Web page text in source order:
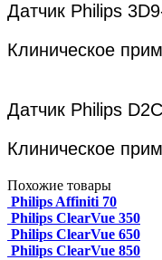
Датчик Philips
Клиническое
Датчик Philips
Клиническое
Похожие товары
Philips Affiniti 70
Philips ClearVue 350
Philips ClearVue 650
Philips ClearVue 850